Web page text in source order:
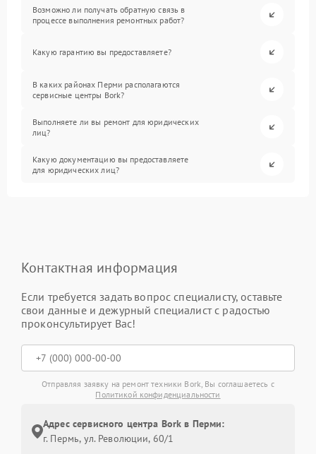
Возможно ли получать обратную связь в
процессе выполнения ремонтных работ?
Какую гарантию вы предоставляете?
В каких районах Перми располагаются
сервисные центры Bork?
Выполняете ли вы ремонт для юридических
лиц?
Какую документацию вы предоставляете
для юридических лиц?
Контактная информация
Если требуется задать вопрос специалисту, оставьте
свои данные и дежурный специалист с радостью
проконсультирует Вас!
Отправляя заявку на ремонт техники Bork, Вы соглашаетесь с
Политикой конфиденциальности
Адрес сервисного центра Bork в Перми:
г. Пермь, ул. ​Революции, 60/1